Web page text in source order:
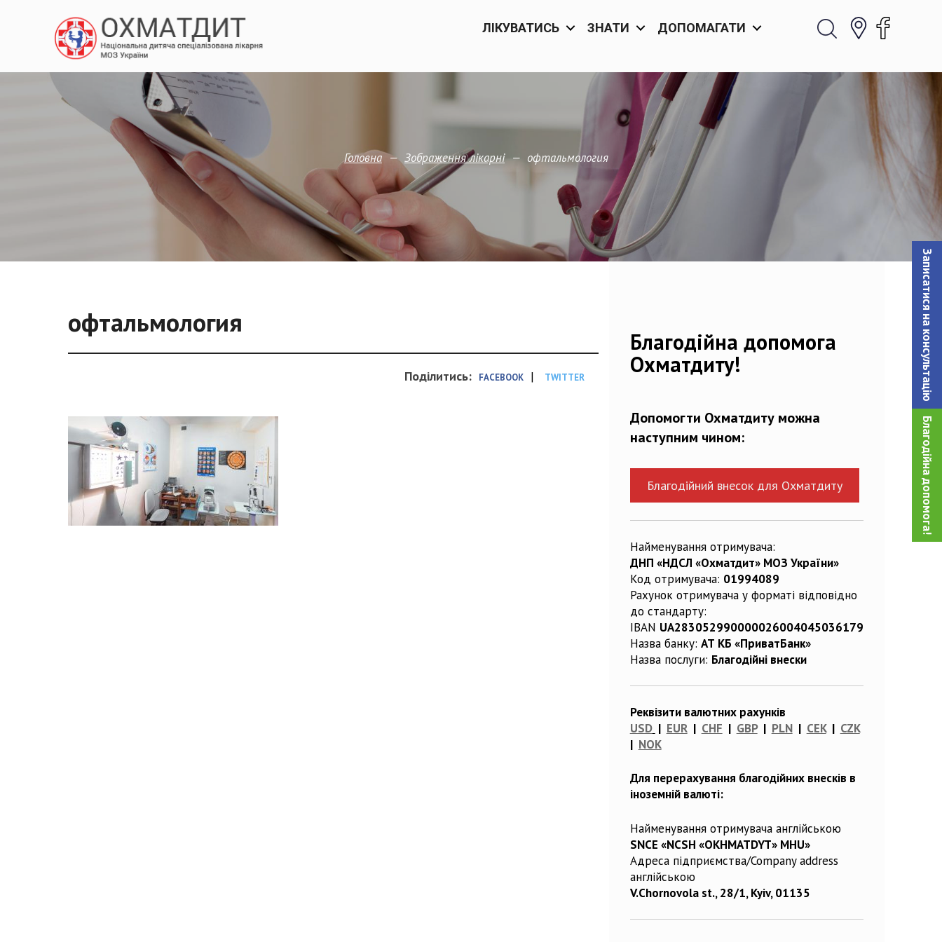
Записатися на консультацiю
Благодійна допомога!
ЛІКУВАТИСЬ ЗНАТИ ДОПОМАГАТИ
Головна — Зображення лiкарнi — офтальмология
офтальмология
Поділитись: FACEBOOK | TWITTER
Благодійна допомога
Охматдиту!
Допомогти Охматдиту можна
наступним чином:
Благодійний внесок для Охматдиту
Найменування отримувача:
ДНП «НДСЛ «Охматдит» МОЗ України»
Код отримувача: 01994089
Рахунок отримувача у форматі відповідно
до стандарту:
IBAN UA283052990000026004045036179
Назва банку: АТ КБ «ПриватБанк»
Назва послуги: Благодійні внески
Реквізити валютних рахунків
USD | EUR| CHF | GBP| PLN| CEK| CZK
| NOK
Для перерахування благодійних внесків в
іноземній валюті:
Найменування отримувача англійською
SNCE «NCSH «OKHMATDYT» MHU»
Адреса підприємства/Company address
англійською
V.Chornovola st., 28/1, Kyiv, 01135